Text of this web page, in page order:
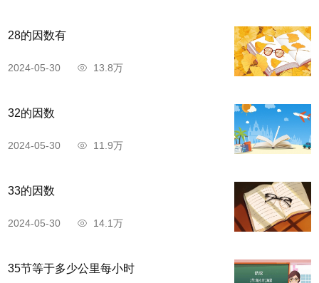
28的因数有
2024-05-30 13.8万
32的因数
2024-05-30 11.9万
33的因数
2024-05-30 14.1万
35节等于多少公里每小时